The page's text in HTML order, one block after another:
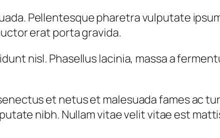
Pellentesque pharetra vulputate
erat porta gravida.
nisl. Phasellus lacinia, massa a
et netus et malesuada fames ac
nibh. Nullam vitae velit vitae est